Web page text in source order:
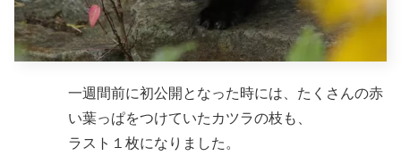
一週間前に初公開となった時には、たくさんの赤
い葉っぱをつけていたカツラの枝も、
ラスト１枚になりました。